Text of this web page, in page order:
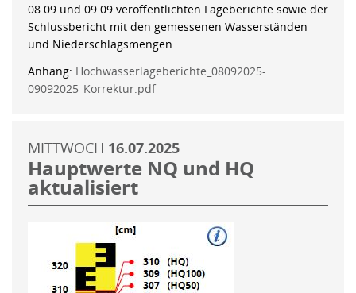
08.09 und 09.09 veröffentlichten Lageberichte sowie der
Schlussbericht mit den gemessenen Wasserständen
und Niederschlagsmengen.
Anhang: Hochwasserlageberichte_08092025-
09092025_Korrektur.pdf
MITTWOCH 16.07.2025
Hauptwerte NQ und HQ
aktualisiert